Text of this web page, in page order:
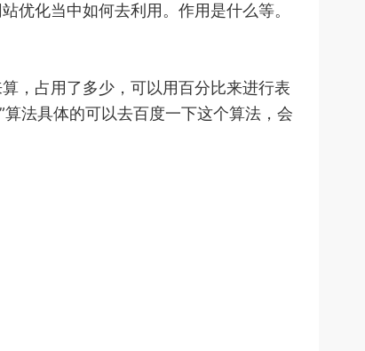
化当中如何去利用。作用是什么等。
，占用了多少，可以用百分比来进行表
法具体的可以去百度一下这个算法，会